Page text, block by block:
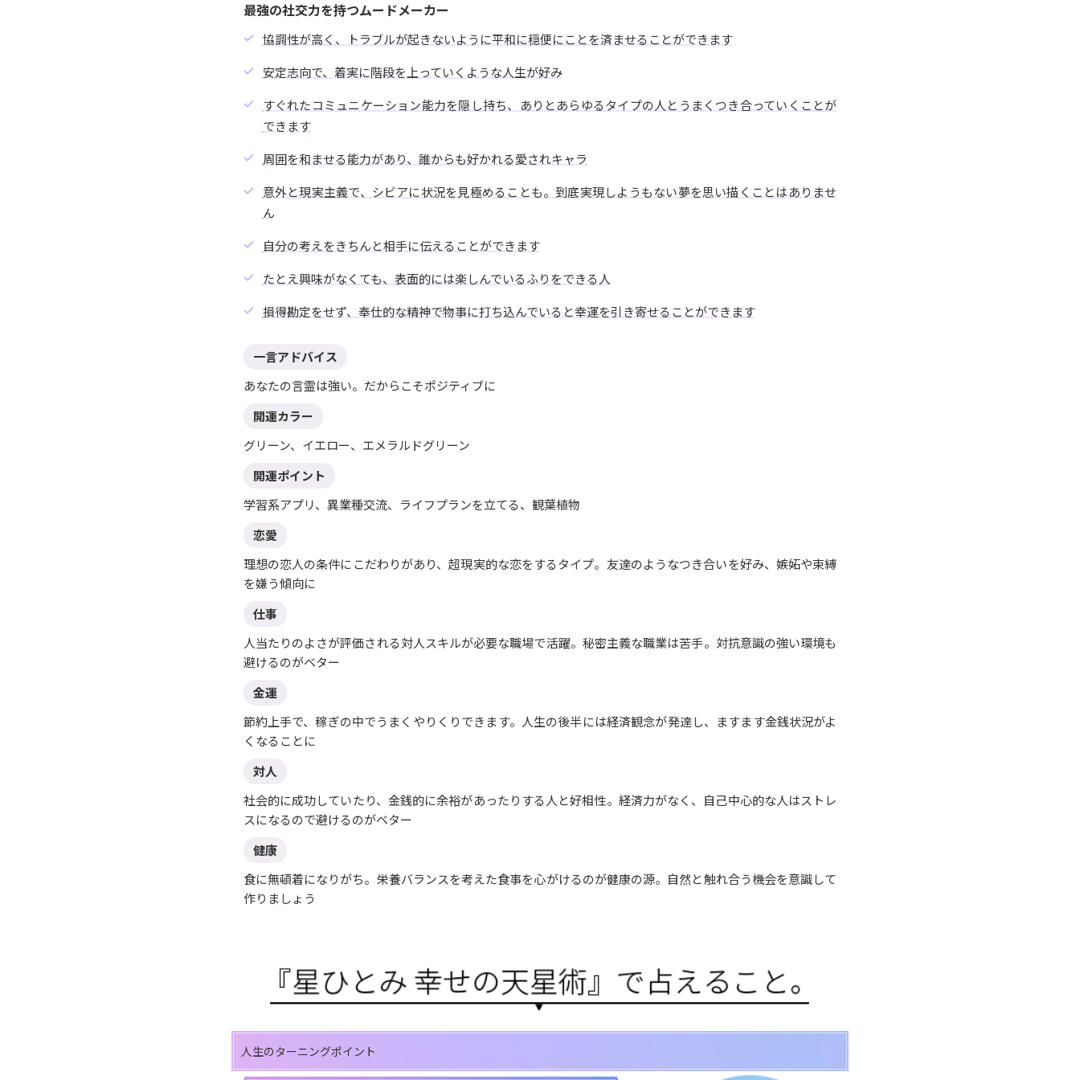
最強の社交力を持つムードメーカー
協調性が高く、トラブルが起きないように平和に穏便にことを済ませることができます
安定志向で、着実に階段を上っていくような人生が好み
すぐれたコミュニケーション能力を隠し持ち、ありとあらゆるタイプの人とうまくつき合っていくことが
できます
周囲を和ませる能力があり、誰からも好かれる愛されキャラ
意外と現実主義で、シビアに状況を見極めることも。到底実現しようもない夢を思い描くことはありませ
ん
自分の考えをきちんと相手に伝えることができます
たとえ興味がなくても、表面的には楽しんでいるふりをできる人
損得勘定をせず、奉仕的な精神で物事に打ち込んでいると幸運を引き寄せることができます
一言アドバイス
あなたの言霊は強い。だからこそポジティブに
開運カラー
グリーン、イエロー、エメラルドグリーン
開運ポイント
学習系アプリ、異業種交流、ライフプランを立てる、観葉植物
恋愛
理想の恋人の条件にこだわりがあり、超現実的な恋をするタイプ。友達のようなつき合いを好み、嫉妬や束縛
を嫌う傾向に
仕事
人当たりのよさが評価される対人スキルが必要な職場で活躍。秘密主義な職業は苦手。対抗意識の強い環境も
避けるのがベター
金運
節約上手で、稼ぎの中でうまくやりくりできます。人生の後半には経済観念が発達し、ますます金銭状況がよ
くなることに
対人
社会的に成功していたり、金銭的に余裕があったりする人と好相性。経済力がなく、自己中心的な人はストレ
スになるので避けるのがベター
健康
食に無頓着になりがち。栄養バランスを考えた食事を心がけるのが健康の源。自然と触れ合う機会を意識して
作りましょう
人生のターニングポイント